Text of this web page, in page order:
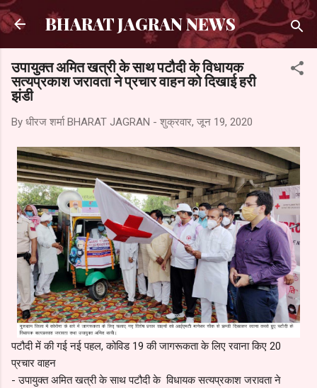
सीधे मुख्य सामग्री पर जाएं
BHARAT JAGRAN NEWS
उपायुक्त अमित खत्री के साथ पटौदी के विधायक
सत्यप्रकाश जरावता ने प्रचार वाहन को दिखाई हरी
झंडी
By धीरज शर्माBHARAT JAGRAN - शुक्रवार, जून 19, 2020
पटौदी में की गई नई पहल, कोविड 19 की जागरूकता के लिए रवाना किए 20
प्रचार वाहन
- उपायुक्त अमित खत्री के साथ पटौदी के विधायक सत्यप्रकाश जरावता ने